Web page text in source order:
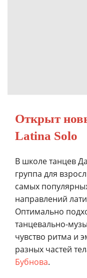
Открыт
Latina Solo
В школе танцев
группа для
самых
направлений
Оптимально
танцевально-
чувство ритма и
разных частей
Бубнова.